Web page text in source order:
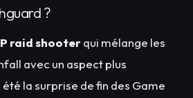
?
raid shooterqui mélange les
avec un aspect plus
la surprise de fin des Game